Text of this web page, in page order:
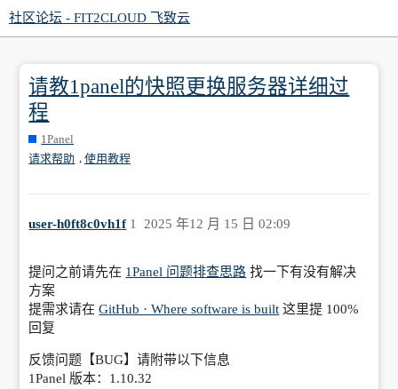
社区论坛 - FIT2CLOUD 飞致云
请教1panel的快照更换服务器详细过
程
1Panel
请求帮助 , 使用教程
user-h0ft8c0vh1f 2025 年12 月 15 日 02:09
1
提问之前请先在 1Panel 问题排查思路 找一下有没有解决
方案
提需求请在GitHub · Where software is built 这里提 100%
回复
反馈问题【BUG】请附带以下信息
1Panel 版本：1.10.32